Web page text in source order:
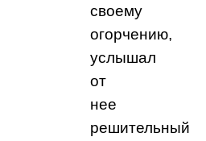
своему
огорчению,
услышал
от
нее
решительный